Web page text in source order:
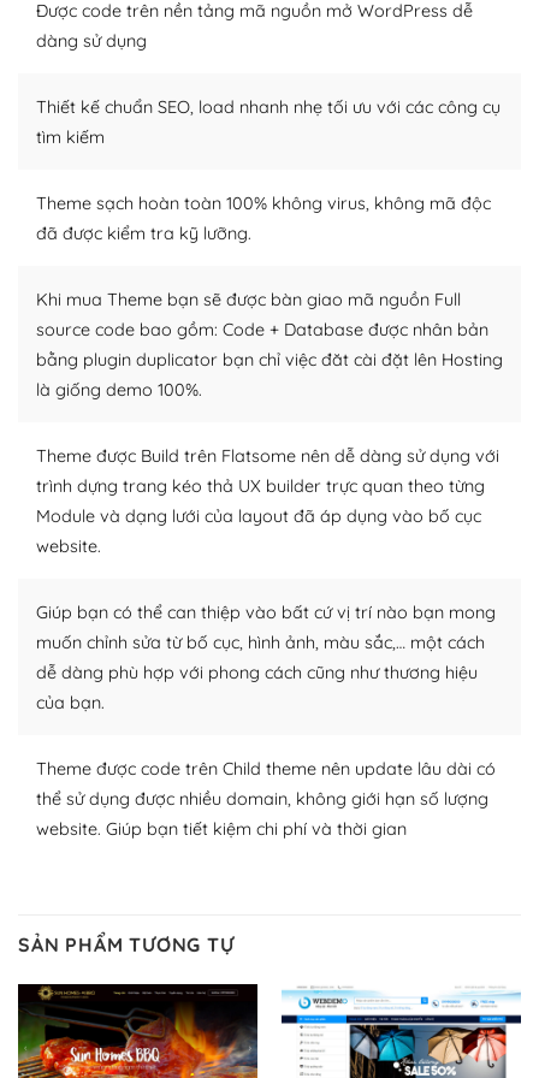
Dễ dàng tùy chỉnh trên WordPress
WordPress là nơi lưu trữ cho một diễn đàn cộng đồng
người cuồng tín WordPress.
Nếu bạn gặp khó khăn, bạn có thể lên mạng và tìm
lời, giải đáp vấn đề của bạn.
Cộng đồng sử dụng WordPress sẵn sàng hỗ trợ bạn
– Đa dạng plugin và themes
Plugin mở rộng là thành phần cài đặt thêm vào
WordPress để tăng thêm các tính năng cần thiết. Có
nhiều plugin trả phí hoặc miễn phí.
Nhờ lượng người dùng đông đảo, thư viện themes và
thích chọn lựa plugin và themes phù hợp cho mục đích
lập website của mình.
WordPress đa dạng plugin và themes
Với mọi Hosting bất kỳ thì WordPress đều có thể dễ
dàng thiết lập vì thực tế nó đã cung cấp khoảng 60%
trang web WordPress của bạn.
Dễ dàng lựa chọn Hosting cho website WordPress
– Bảo mật cực tốt
Được code trên nền tảng mã nguồn mở WordPress dễ
dàng sử dụng
Thiết kế chuẩn SEO, load nhanh nhẹ tối ưu với các công cụ
tìm kiếm
Theme sạch hoàn toàn 100% không virus, không mã độc
đã được kiểm tra kỹ lưỡng.
Khi mua Theme bạn sẽ được bàn giao mã nguồn Full
source code bao gồm: Code + Database được nhân bản
bằng plugin duplicator bạn chỉ việc đăt cài đặt lên Hosting
là giống demo 100%.
Theme được Build trên Flatsome nên dễ dàng sử dụng với
trình dựng trang kéo thả UX builder trực quan theo từng
Module và dạng lưới của layout đã áp dụng vào bố cục
website.
Giúp bạn có thể can thiệp vào bất cứ vị trí nào bạn mong
muốn chỉnh sửa từ bố cục, hình ảnh, màu sắc,… một cách
dễ dàng phù hợp với phong cách cũng như thương hiệu
của bạn.
Theme được code trên Child theme nên update lâu dài có
thể sử dụng được nhiều domain, không giới hạn số lượng
website. Giúp bạn tiết kiệm chi phí và thời gian
SẢN PHẨM TƯƠNG TỰ